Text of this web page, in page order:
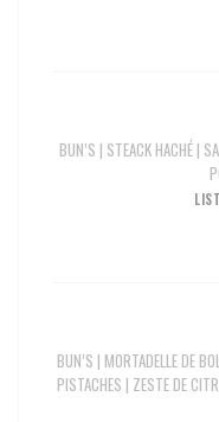
BUN’S | STEACK HACHÉ |
BUN’S | MORTADELLE DE
PISTACHES | ZESTE DE